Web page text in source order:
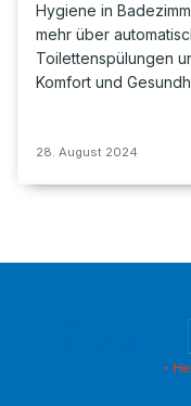
Hygiene in
mehr über
Toilettenspülungen
Komfort und
28. August 2024